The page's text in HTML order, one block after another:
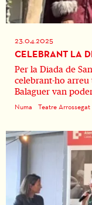
23.04.2025
CELEBRANT LA
Per la Diada de
celebrant-ho arreu
Balaguer van
Numa Teatre